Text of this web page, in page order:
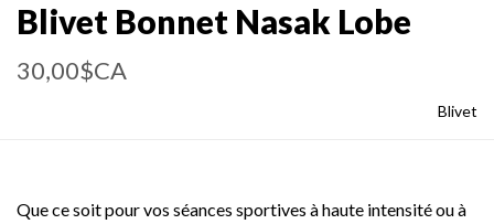
Blivet Bonnet Nasak Lobe
30,00$CA
Blivet
Que ce soit pour vos séances sportives à haute intensité ou à